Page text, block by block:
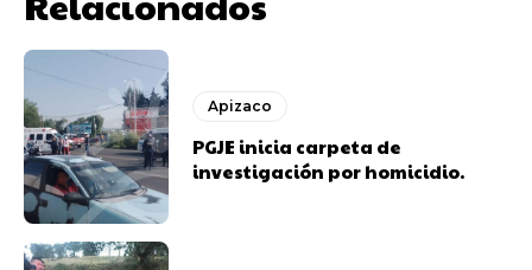
Apizaco
PGJE inicia carpeta de
investigación por homicidio.